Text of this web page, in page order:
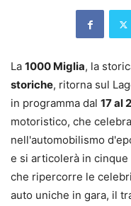
La 1000 Miglia, la
storiche, ritorna sul
in programma dal 17 al
motoristico, che
nell'automobilismo
e si articolerà in
che ripercorre le
auto uniche in gara, il